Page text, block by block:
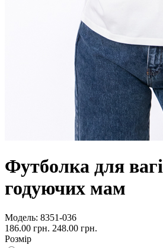
Футболка для
годуючих мам
Модель: 8351-036
186.00 грн. 248.00 грн.
Розмір